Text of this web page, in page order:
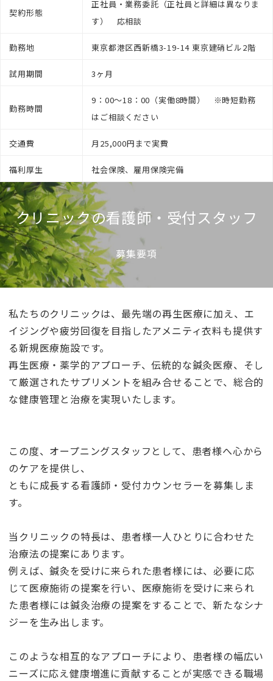
契約形態
正社員・業務委託（正社員と詳細は異なりま
す） 応相談
勤務地 東京都港区西新橋3-19-14 東京建硝ビル2階
試用期間 3ヶ月
勤務時間
9：00～18：00（実働8時間） ※時短勤務
はご相談ください
交通費 月25,000円まで実費
福利厚生 社会保険、雇用保険完備
クリニックの看護師・受付スタッフ
募集要項
私たちのクリニックは、最先端の再生医療に加え、エ
イジングや疲労回復を目指したアメニティ衣料も提供す
る新規医療施設です。
再生医療・薬学的アプローチ、伝統的な鍼灸医療、そし
て厳選されたサプリメントを組み合せることで、総合的
な健康管理と治療を実現いたします。
この度、オープニングスタッフとして、患者様へ心から
のケアを提供し、
ともに成長する看護師・受付カウンセラーを募集しま
す。
当クリニックの特長は、患者様一人ひとりに合わせた
治療法の提案にあります。
例えば、鍼灸を受けに来られた患者様には、必要に応
じて医療施術の提案を行い、医療施術を受けに来られ
た患者様には鍼灸治療の提案をすることで、新たなシナ
ジーを生み出します。
このような相互的なアプローチにより、患者様の幅広い
ニーズに応え健康増進に貢献することが実感できる職場